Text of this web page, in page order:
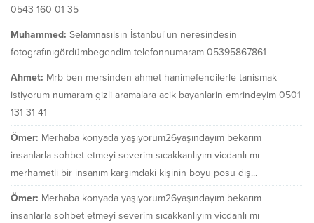
0543 160 01 35
Muhammed: Selamnasılsın İstanbul'un neresindesin
fotografınıgördümbegendim telefonnumaram 05395867861
Ahmet: Mrb ben mersinden ahmet hanimefendilerle tanismak
istiyorum numaram gizli aramalara acik bayanlarin emrindeyim 0501
131 31 41
Ömer: Merhaba konyada yaşıyorum26yaşındayım bekarım
insanlarla sohbet etmeyi severim sıcakkanlıyım vicdanlı mı
merhametli bir insanım karşımdaki kişinin boyu posu dış...
Ömer: Merhaba konyada yaşıyorum26yaşındayım bekarım
insanlarla sohbet etmeyi severim sıcakkanlıyım vicdanlı mı